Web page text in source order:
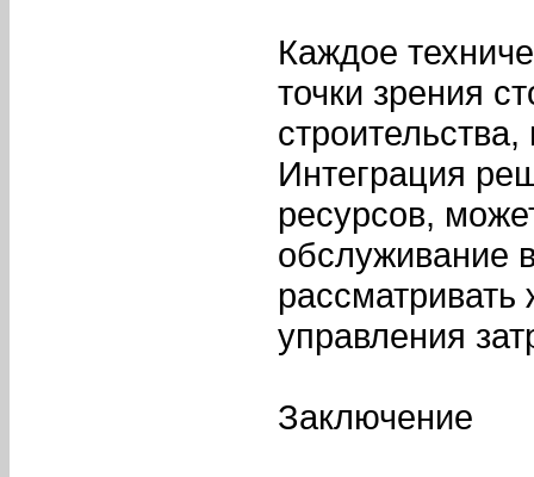
Каждое
точки зрения
Интеграция
ресурсов,
обслуживание
управления
Заключение